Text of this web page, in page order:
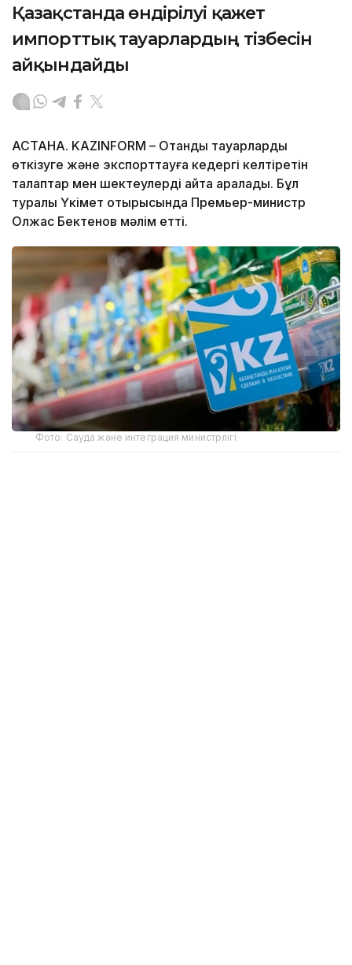
Қазақстанда өндірілуі қажет
импорттық тауарлардың тізбесін
айқындайды
АСТАНА. KAZINFORM – Отандық тауарларды
өткізуге және экспорттауға кедергі келтіретін
талаптар мен шектеулерді қайта қаралады. Бұл
туралы Үкімет отырысында Премьер-министр
Олжас Бектенов мәлім етті.
Фото: Сауда және интеграция министрлігі